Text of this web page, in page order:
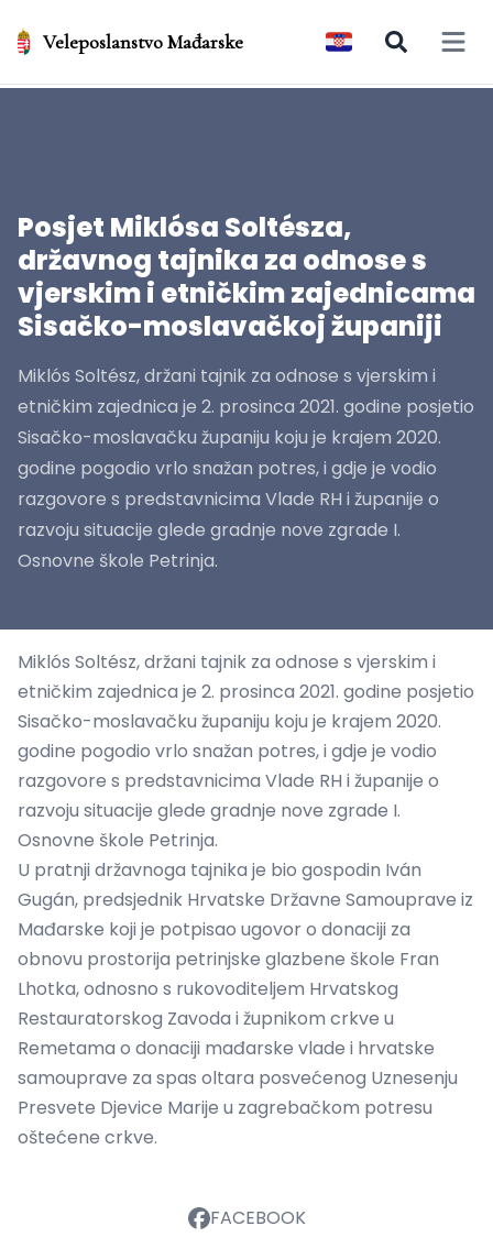
Veleposlanstvo Mađarske Open
Posjet Miklósa Soltésza,
državnog tajnika za odnose s
vjerskim i etničkim zajednicama
Sisačko-moslavačkoj županiji
Miklós Soltész, držani tajnik za odnose s vjerskim i
etničkim zajednica je 2. prosinca 2021. godine posjetio
Sisačko-moslavačku županiju koju je krajem 2020.
godine pogodio vrlo snažan potres, i gdje je vodio
razgovore s predstavnicima Vlade RH i županije o
razvoju situacije glede gradnje nove zgrade I.
Osnovne škole Petrinja.
Miklós Soltész, držani tajnik za odnose s vjerskim i
etničkim zajednica je 2. prosinca 2021. godine posjetio
Sisačko-moslavačku županiju koju je krajem 2020.
godine pogodio vrlo snažan potres, i gdje je vodio
razgovore s predstavnicima Vlade RH i županije o
razvoju situacije glede gradnje nove zgrade I.
Osnovne škole Petrinja.
U pratnji državnoga tajnika je bio gospodin Iván
Gugán, predsjednik Hrvatske Državne Samouprave iz
Mađarske koji je potpisao ugovor o donaciji za
obnovu prostorija petrinjske glazbene škole Fran
Lhotka, odnosno s rukovoditeljem Hrvatskog
Restauratorskog Zavoda i župnikom crkve u
Remetama o donaciji mađarske vlade i hrvatske
samouprave za spas oltara posvećenog Uznesenju
Presvete Djevice Marije u zagrebačkom potresu
oštećene crkve.
FACEBOOK